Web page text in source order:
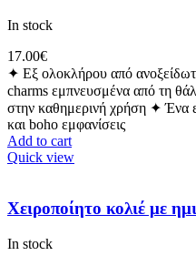
In stock
17.00€
✦ Εξ ολοκλήρου από
charms εμπνευσμένα από τη
στην καθημερινή χρήση ✦ Ένα
και boho εμφανίσεις
Add to cart
Quick view
Χειροποίητο κολιέ με
In stock